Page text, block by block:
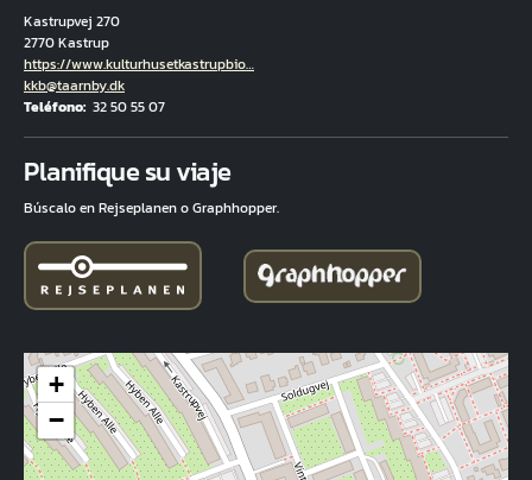
Kastrupvej 270
2770 Kastrup
Hjemmeside
https://www.kulturhusetkastrupbio…
Correo electrónico
kkb@taarnby.dk
Teléfono 32 50 55 07
Planifique su viaje
Búscalo en Rejseplanen o Graphhopper.
+
−